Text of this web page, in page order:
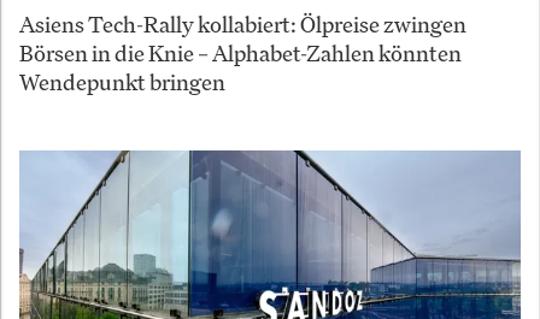
Asiens Tech-Rally kollabiert: Ölpreise zwingen
Börsen in die Knie – Alphabet-Zahlen könnten
Wendepunkt bringen